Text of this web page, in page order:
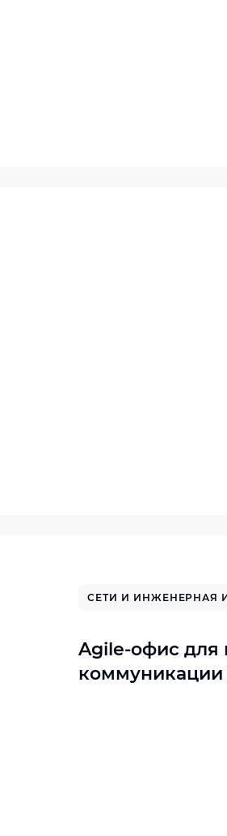
СЕТИ И ИНЖЕНЕРНАЯ
Agile-офис для
коммуникации